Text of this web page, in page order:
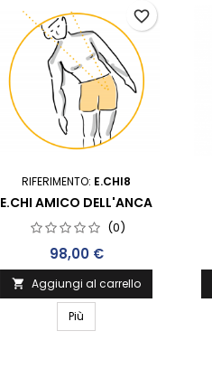
RIFERIMENTO: E.CHI8
E.CHI AMICO DELL'ANCA
(0)
Prezzo
98,00 €
 Aggiungi al carrello
Più
favorite_border